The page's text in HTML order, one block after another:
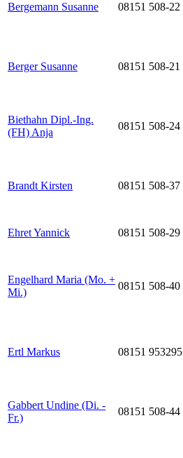
Bergemann Susanne 08151 508-22
Berger Susanne 08151 508-21
Biethahn Dipl.-Ing.
(FH) Anja
08151 508-24
Brandt Kirsten 08151 508-37
Ehret Yannick 08151 508-29
Engelhard Maria (Mo. +
Mi.)
08151 508-40
Ertl Markus 08151 953295
Gabbert Undine (Di. -
Fr.)
08151 508-44